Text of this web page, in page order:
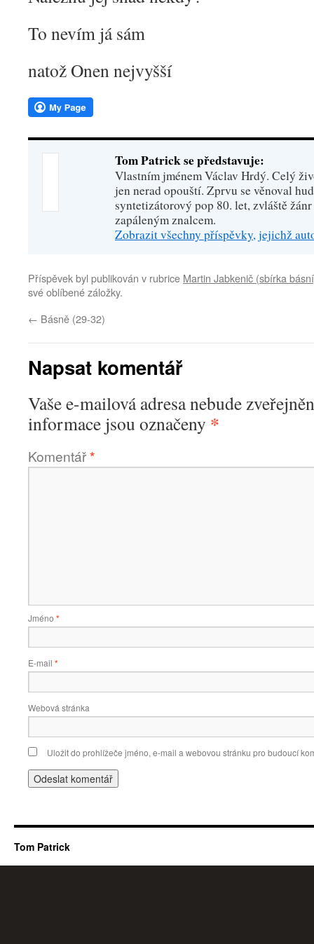
To nevím já sám
natož Onen nejvyšší
Tom Patrick se představuje:
Vlastním jménem Václav Hrdý. Celý
jen nerad opouští. Zprvu se věnoval
syntetizátorový pop 80. let, zvláště
zapáleným znalcem.
Zobrazit všechny příspěvky, jejichž
Příspěvek byl publikován v rubrice Martin Jabkenič (sbírka
své oblíbené záložky.
← Básně (29-32)
Napsat komentář
Vaše e-mailová adresa nebude
informace jsou označeny *
Komentář*
Jméno *
E-mail *
Webová stránka
Uložit do prohlížeče jméno, e-mail a webovou stránku pro budoucí
Tom Patrick